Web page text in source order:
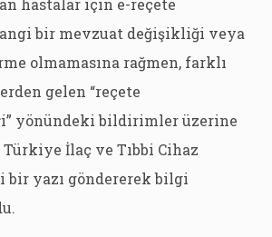
hastalar için e-reçete
bir mevzuat değişikliği veya
olmamasına rağmen, farklı
gelen “reçete
yönündeki bildirimler üzerine
Türkiye İlaç ve Tıbbi Cihaz
bir yazı göndererek bilgi